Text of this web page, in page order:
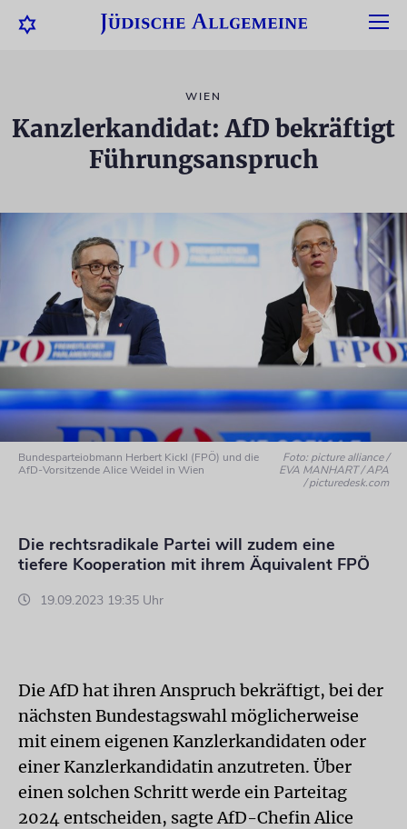
WIEN
Kanzlerkandidat: AfD bekräftigt
Führungsanspruch
Bundesparteiobmann Herbert Kickl (FPÖ) und die
AfD-Vorsitzende Alice Weidel in Wien
Foto: picture alliance /
EVA MANHART / APA
/ picturedesk.com
Die rechtsradikale Partei will zudem eine
tiefere Kooperation mit ihrem Äquivalent FPÖ
19.09.2023 19:35 Uhr
Die AfD hat ihren Anspruch bekräftigt, bei der
nächsten Bundestagswahl möglicherweise
mit einem eigenen Kanzlerkandidaten oder
einer Kanzlerkandidatin anzutreten. Über
einen solchen Schritt werde ein Parteitag
2024 entscheiden, sagte AfD-Chefin Alice